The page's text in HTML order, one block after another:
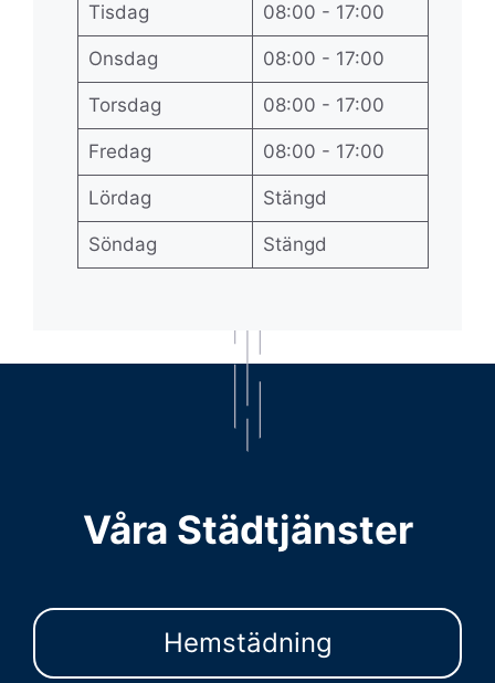
Tisdag 08:00 - 17:00
Onsdag 08:00 - 17:00
Torsdag 08:00 - 17:00
Fredag 08:00 - 17:00
Lördag Stängd
Söndag Stängd
Våra Städtjänster
Hemstädning